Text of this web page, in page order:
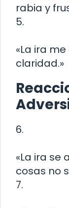
rabia y
5.
«La ira
claridad.»
6.
«La ira se
cosas no
7.